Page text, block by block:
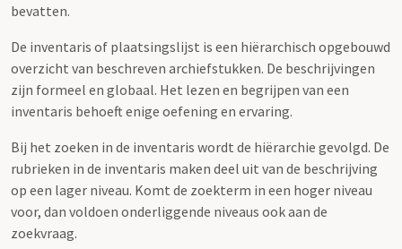
bevatten.
De inventaris of plaatsingslijst is een hiërarchisch opgebouwd
overzicht van beschreven archiefstukken. De beschrijvingen
zijn formeel en globaal. Het lezen en begrijpen van een
inventaris behoeft enige oefening en ervaring.
Bij het zoeken in de inventaris wordt de hiërarchie gevolgd. De
rubrieken in de inventaris maken deel uit van de beschrijving
op een lager niveau. Komt de zoekterm in een hoger niveau
voor, dan voldoen onderliggende niveaus ook aan de
zoekvraag.